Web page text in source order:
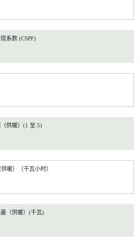
系数 (CSPF)
供暖）(1 至 5)
暖）（千瓦小时）
（供暖）(千瓦)